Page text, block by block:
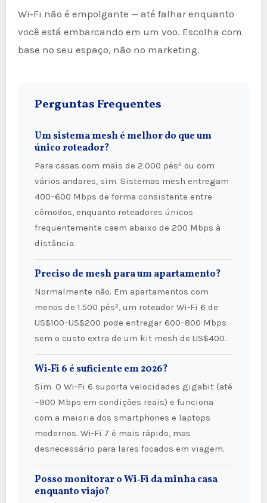
Wi‑Fi não é empolgante — até falhar enquanto
você está embarcando em um voo. Escolha com
base no seu espaço, não no marketing.
Perguntas Frequentes
Um sistema mesh é melhor do que um
único roteador?
Para casas com mais de 2.000 pés² ou com
vários andares, sim. Sistemas mesh entregam
400–600 Mbps de forma consistente entre
cômodos, enquanto roteadores únicos
frequentemente caem abaixo de 200 Mbps à
distância.
Preciso de mesh para um apartamento?
Normalmente não. Em apartamentos com
menos de 1.500 pés², um roteador Wi‑Fi 6 de
US$100–US$200 pode entregar 600–800 Mbps
sem o custo extra de um kit mesh de US$400.
Wi‑Fi 6 é suficiente em 2026?
Sim. O Wi‑Fi 6 suporta velocidades gigabit (até
~900 Mbps em condições reais) e funciona
com a maioria dos smartphones e laptops
modernos. Wi‑Fi 7 é mais rápido, mas
desnecessário para lares focados em viagem.
Posso monitorar o Wi‑Fi da minha casa
enquanto viajo?